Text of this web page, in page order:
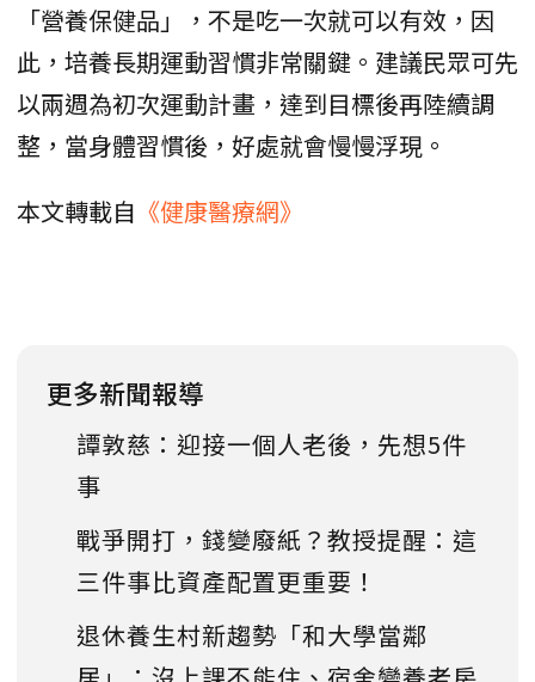
「營養保健品」，不是吃一次就可以有效，因
此，培養長期運動習慣非常關鍵。建議民眾可先
以兩週為初次運動計畫，達到目標後再陸續調
整，當身體習慣後，好處就會慢慢浮現。
本文轉載自 《健康醫療網》
更多新聞報導
譚敦慈：迎接一個人老後，先想5件
事
戰爭開打，錢變廢紙？教授提醒：這
三件事比資產配置更重要！
退休養生村新趨勢「和大學當鄰